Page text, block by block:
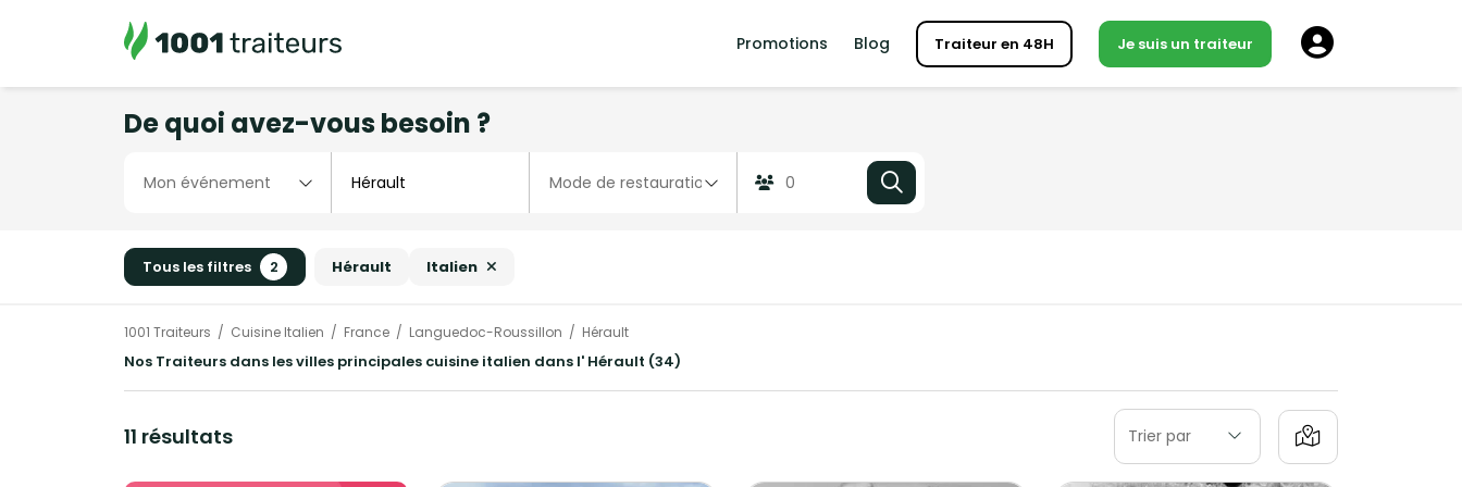
Promotions Blog Traiteur en 48H Je suis un traiteur
De quoi avez-vous besoin ?
Tous les filtres 2 Hérault Italien
1001 Traiteurs Cuisine Italien France Languedoc-Roussillon Hérault
Nos Traiteurs dans les villes principales cuisine italien dans l' Hérault (34)
11 résultats Trier par